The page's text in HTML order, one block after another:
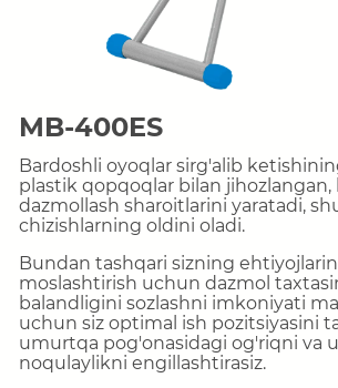
MB-400ES
Bardoshli oyoqlar sirg'alib
plastik qopqoqlar bilan jihozlangan,
dazmollash sharoitlarini yaratadi,
chizishlarning oldini oladi.
Bundan tashqari sizning
moslashtirish uchun dazmol
balandligini sozlashni imkoniyati
uchun siz optimal ish pozitsiyasini
umurtqa pog'onasidagi og'riqni va
noqulaylikni engillashtirasiz.